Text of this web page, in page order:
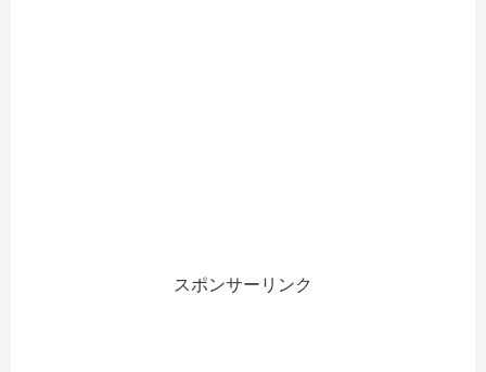
スポンサーリンク